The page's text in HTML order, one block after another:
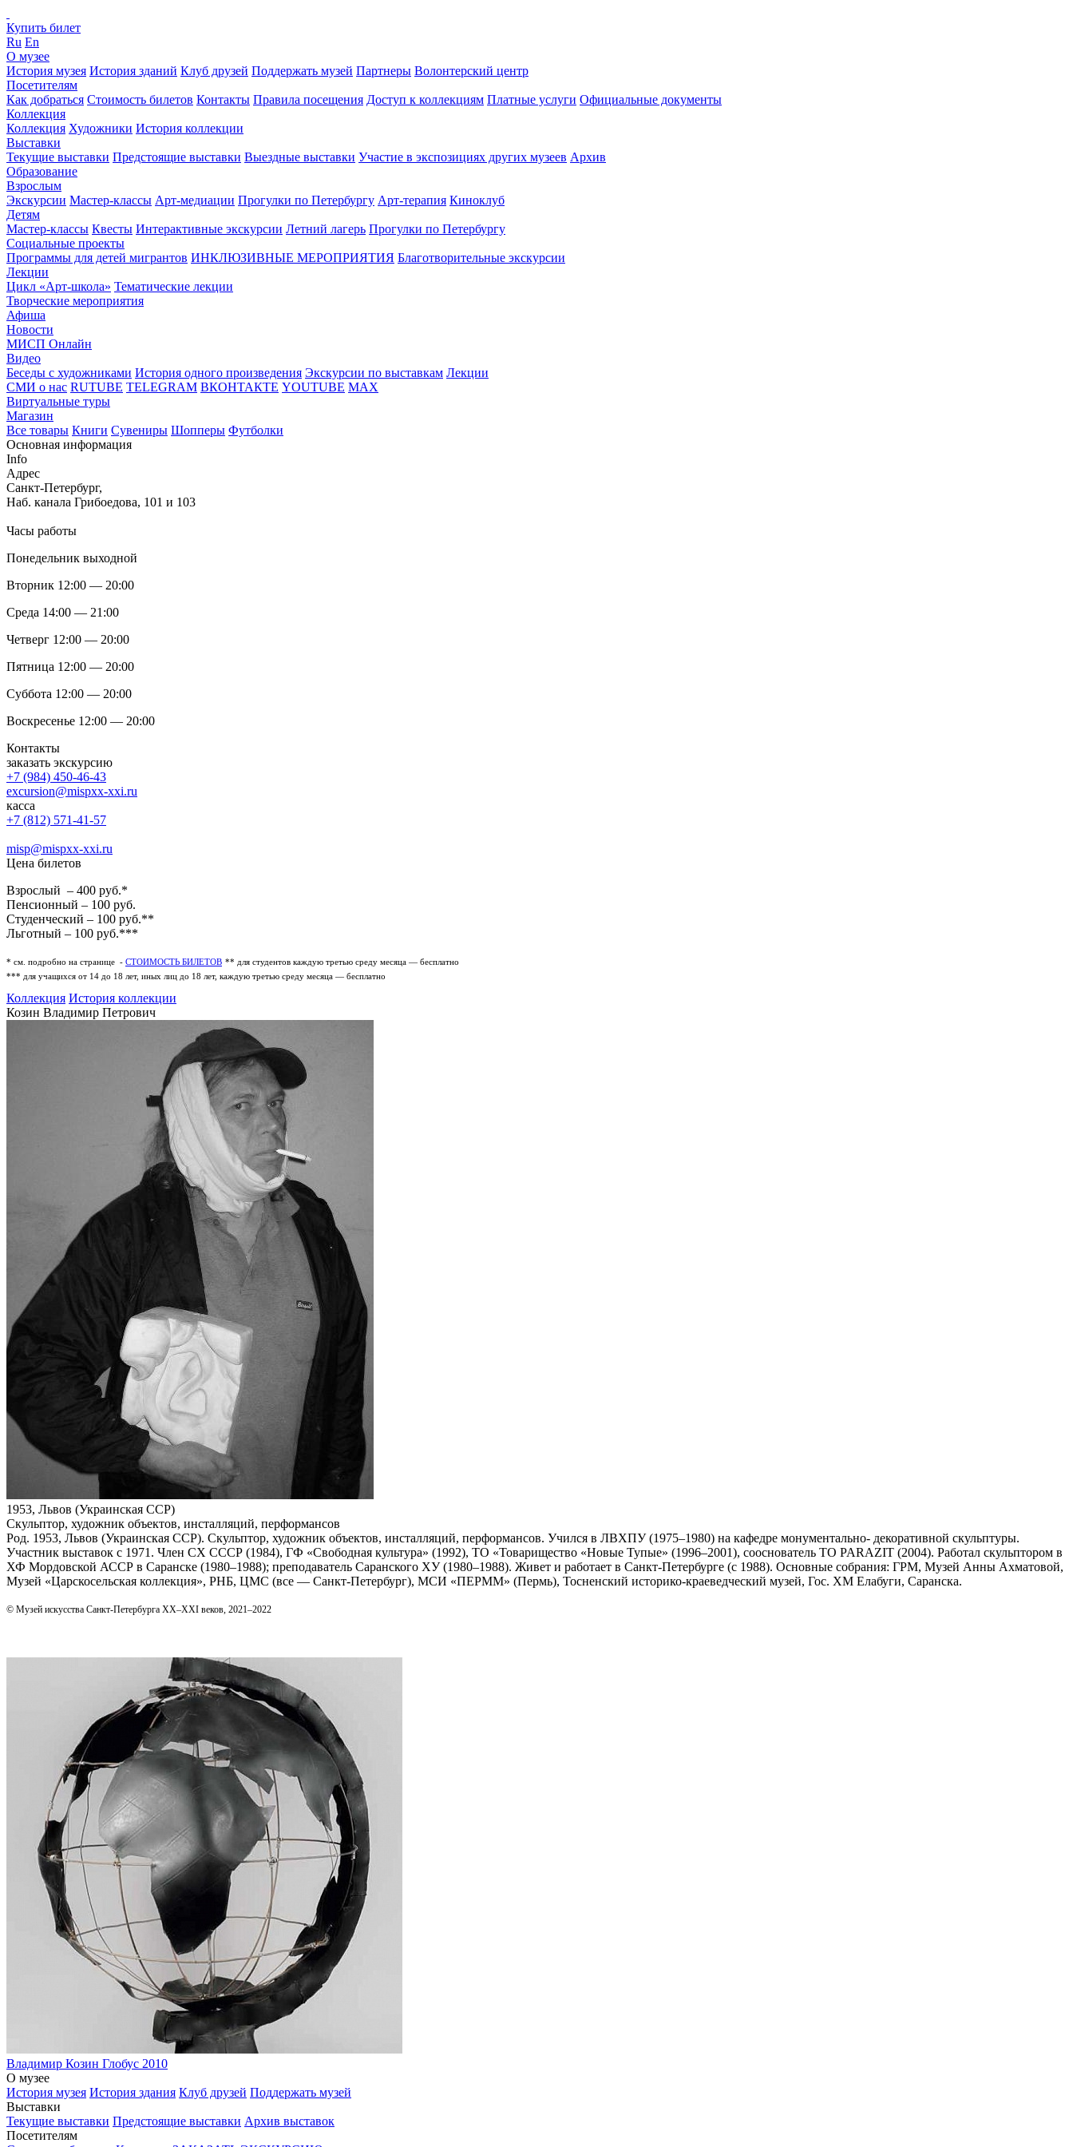
Купить билет
Ru En
О музее
История музея История зданий Клуб друзей Поддержать музей Партнеры Волонтерский центр
Посетителям
Как добраться Стоимость билетов Контакты Правила посещения Доступ к коллекциям Платные услуги Официальные документы
Коллекция
Коллекция Художники История коллекции
Выставки
Текущие выставки Предстоящие выставки Выездные выставки Участие в экспозициях других музеев Архив
Образование
Взрослым
Экскурсии Мастер-классы Арт-медиации Прогулки по Петербургу Арт-терапия Киноклуб
Детям
Мастер-классы Квесты Интерактивные экскурсии Летний лагерь Прогулки по Петербургу
Социальные проекты
Программы для детей мигрантов ИНКЛЮЗИВНЫЕ МЕРОПРИЯТИЯ Благотворительные экскурсии
Лекции
Цикл «Арт-школа» Тематические лекции
Творческие мероприятия
Афиша
Новости
МИСП Онлайн
Видео
Беседы с художниками История одного произведения Экскурсии по выставкам Лекции
СМИ о нас RUTUBE TELEGRAM ВКОНТАКТЕ YOUTUBE MAX
Виртуальные туры
Магазин
Все товары Книги Сувениры Шопперы Футболки
Основная информация
Info
Адрес
Санкт-Петербург,
Наб. канала Грибоедова, 101 и 103
Часы работы
Понедельник выходной
Вторник 12:00 — 20:00
Среда 14:00 — 21:00
Четверг 12:00 — 20:00
Пятница 12:00 — 20:00
Суббота 12:00 — 20:00
Воскресенье 12:00 — 20:00
Контакты
заказать экскурсию
+7 (984) 450-46-43
excursion@mispxx-xxi.ru
касса
+7 (812) 571-41-57
misp@mispxx-xxi.ru
Цена билетов
Взрослый – 400 руб.*
Пенсионный – 100 руб.
Студенческий – 100 руб.**
Льготный – 100 руб.***
* см. подробно на странице - СТОИМОСТЬ БИЛЕТОВ ** для студентов каждую третью среду месяца — бесплатно
*** для учащихся от 14 до 18 лет, иных лиц до 18 лет, каждую третью среду месяца — бесплатно
Коллекция История коллекции
Козин Владимир Петрович
1953, Львов (Украинская ССР)
Скульптор, художник объектов, инсталляций, перформансов
Род. 1953, Львов (Украинская ССР). Скульптор, художник объектов, инсталляций, перформансов. Учился в ЛВХПУ (1975–1980) на кафедре монументально- декоративной скульптуры.
Участник выставок с 1971. Член СХ СССР (1984), ГФ «Свободная культура» (1992), ТО «Товарищество «Новые Тупые» (1996–2001), сооснователь ТО PARAZIT (2004). Работал скульптором в
ХФ Мордовской АССР в Саранске (1980–1988); преподаватель Саранского ХУ (1980–1988). Живет и работает в Санкт‑Петербурге (с 1988). Основные собрания: ГРМ, Музей Анны Ахматовой,
Музей «Царскосельская коллекция», РНБ, ЦМС (все — Санкт‑Петербург), МСИ «ПЕРММ» (Пермь), Тосненский историко-краеведческий музей, Гос. ХМ Елабуги, Саранска.
© Музей искусства Санкт-Петербурга XX–XXI веков, 2021–2022
Владимир Козин Глобус 2010
О музее
История музея История здания Клуб друзей Поддержать музей
Выставки
Текущие выставки Предстоящие выставки Архив выставок
Посетителям